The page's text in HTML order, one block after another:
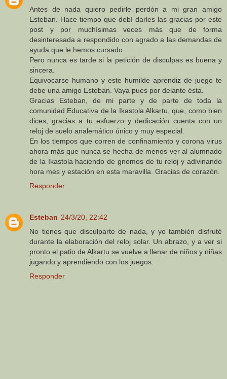
Antes de nada quiero pedirle perdón a mi gran amigo
Esteban. Hace tiempo que debí darles las gracias por este
post y por muchísimas veces más que de forma
desinteresada a respondido con agrado a las demandas de
ayuda que le hemos cursado.
Pero nunca es tarde si la petición de disculpas es buena y
sincera.
Equivocarse humano y este humilde aprendiz de juego te
debe una amigo Esteban. Vaya pues por delante ésta.
Gracias Esteban, de mi parte y de parte de toda la
comunidad Educativa de la Ikastola Alkartu, que, como bien
dices, gracias a tu esfuerzo y dedicación cuenta con un
reloj de suelo analemático único y muy especial.
En los tiempos que corren de confinamiento y corona virus
ahora más que nunca se hecha de menos ver al alumnado
de la Ikastola haciendo de gnomos de tu reloj y adivinando
hora mes y estación en esta maravilla. Gracias de corazón.
Responder
Esteban 24/3/20, 22:42
No tienes que disculparte de nada, y yo también disfruté
durante la elaboración del reloj solar. Un abrazo, y a ver si
pronto el patio de Alkartu se vuelve a llenar de niños y niñas
jugando y aprendiendo con los juegos.
Responder